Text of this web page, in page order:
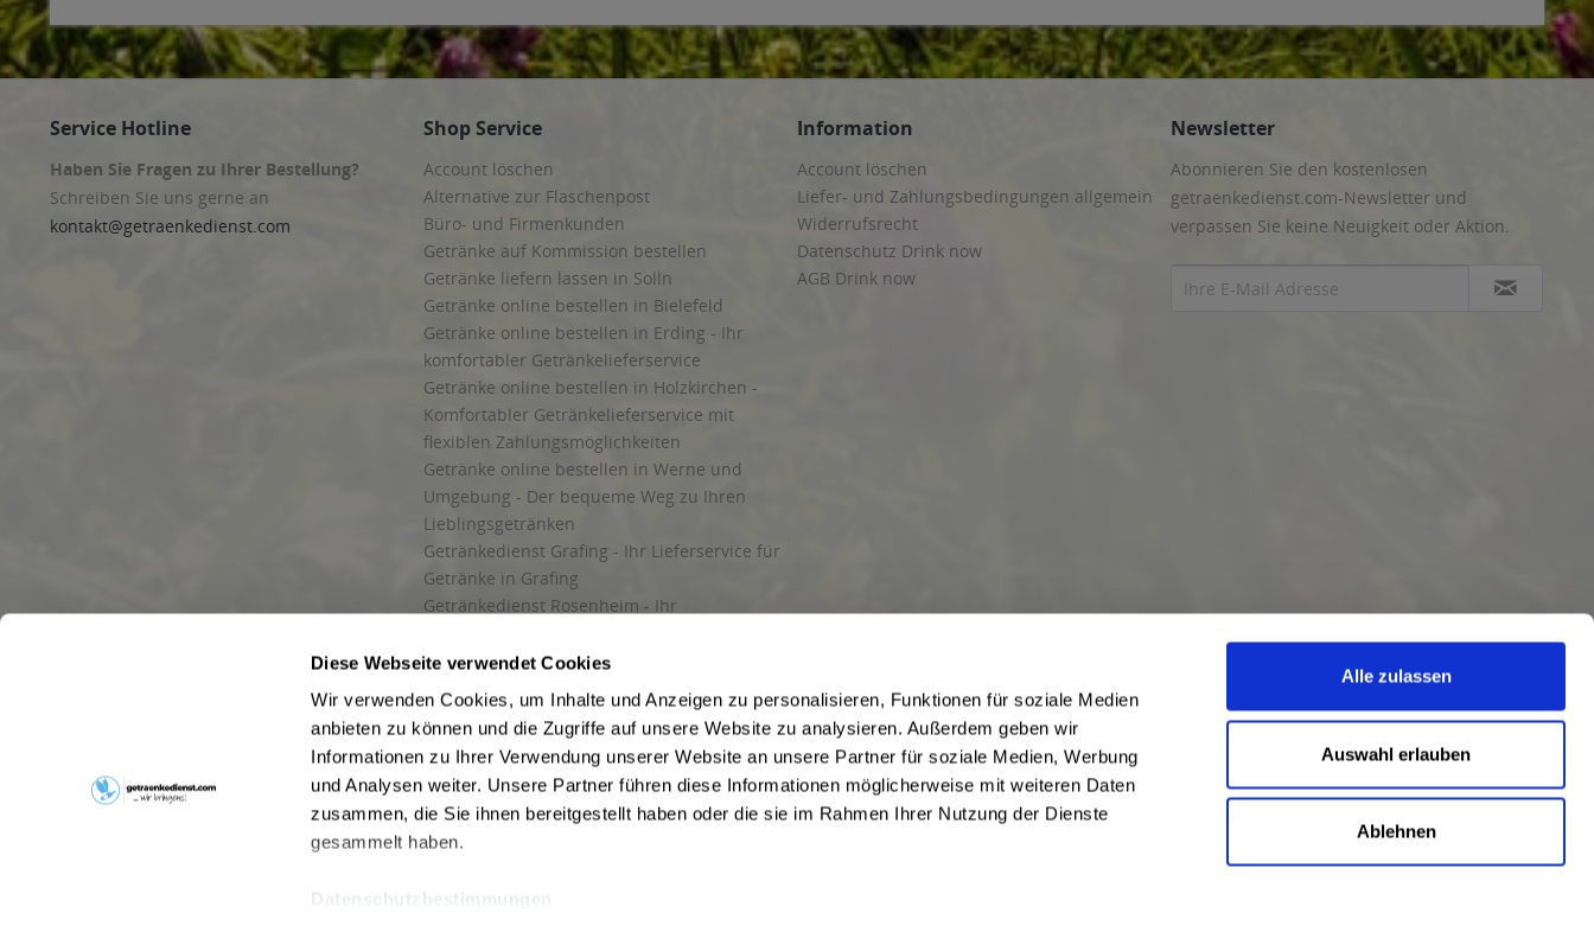
Diese Webseite verwendet Cookies
Wir verwenden Cookies, um Inhalte und Anzeigen zu personalisieren, Funktionen für soziale Medien
anbieten zu können und die Zugriffe auf unsere Website zu analysieren. Außerdem geben wir
Informationen zu Ihrer Verwendung unserer Website an unsere Partner für soziale Medien, Werbung
und Analysen weiter. Unsere Partner führen diese Informationen möglicherweise mit weiteren Daten
zusammen, die Sie ihnen bereitgestellt haben oder die sie im Rahmen Ihrer Nutzung der Dienste
gesammelt haben.
Alle zulassen
Auswahl erlauben
Ablehnen
Service Hotline
Haben Sie Fragen zu Ihrer Bestellung?
Schreiben Sie uns gerne an
kontakt@getraenkedienst.com
Shop Service
Account löschen
Alternative zur Flaschenpost
Büro- und Firmenkunden
Getränke auf Kommission bestellen
Getränke liefern lassen in Solln
Getränke online bestellen in Bielefeld
Getränke online bestellen in Erding - Ihr
komfortabler Getränkelieferservice
Getränke online bestellen in Holzkirchen -
Komfortabler Getränkelieferservice mit
flexiblen Zahlungsmöglichkeiten
Getränke online bestellen in Werne und
Umgebung - Der bequeme Weg zu Ihren
Lieblingsgetränken
Getränkedienst Grafing - Ihr Lieferservice für
Getränke in Grafing
Getränkedienst Rosenheim - Ihr
und Umgebung
Getränkelieferung in Starnberg
Liefergebiet
Lieferservice für Getränke
Wir liefern Getränke
Kontakt
Newsletter
Information
Account löschen
Liefer- und Zahlungsbedingungen allgemein
Widerrufsrecht
Datenschutz Drink now
AGB Drink now
Newsletter
Abonnieren Sie den kostenlosen
getraenkedienst.com-Newsletter und
verpassen Sie keine Neuigkeit oder Aktion.